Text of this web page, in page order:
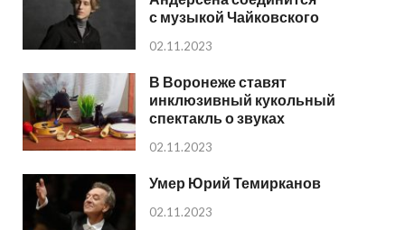
с музыкой Чайковского
02.11.2023
В Воронеже ставят
инклюзивный кукольный
спектакль о звуках
02.11.2023
Умер Юрий Темирканов
02.11.2023